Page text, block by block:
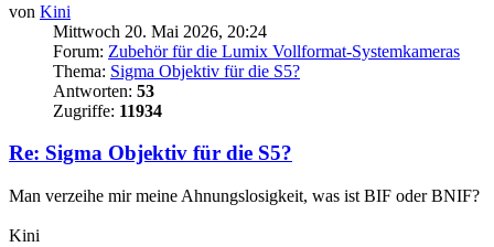
von Kini
Mittwoch 20. Mai 2026, 20:24
Forum: Zubehör für die Lumix Vollformat-Systemkameras
Thema: Sigma Objektiv für die S5?
Antworten: 53
Zugriffe: 11934
Re: Sigma Objektiv für die S5?
Man verzeihe mir meine Ahnungslosigkeit, was ist BIF oder BNIF?
Kini